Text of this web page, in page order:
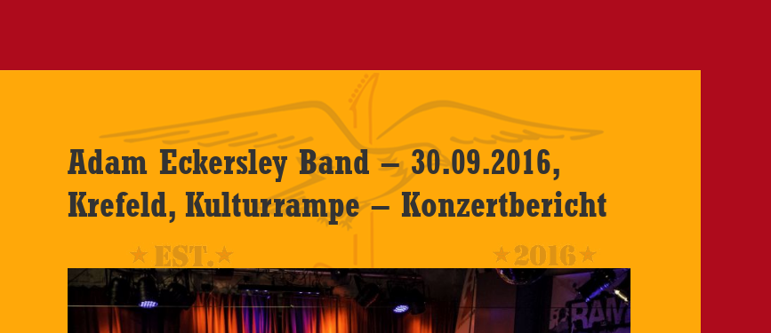
Adam Eckersley Band – 30.09.2016,
Krefeld, Kulturrampe – Konzertbericht